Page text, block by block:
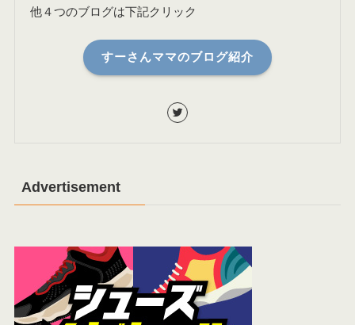
他４つのブログは下記クリック
すーさんママのブログ紹介
Advertisement